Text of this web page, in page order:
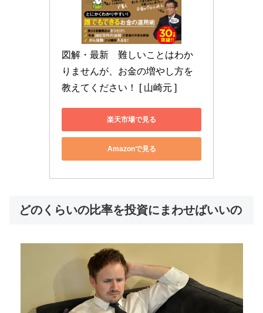
図解・最新　難しいことはわか
りませんが、お金の増やし方を
教えてください！ [ 山崎元 ]
楽天市場で見る
Amazonで見る
どのくらいの比率を投資にまわせばいいの